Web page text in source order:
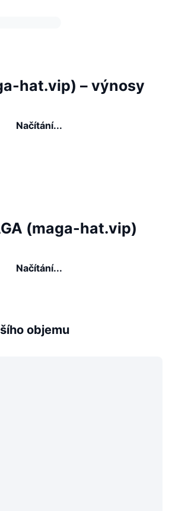
hat.vip) – výnosy
Načítání...
(maga-hat.vip)
Načítání...
objemu